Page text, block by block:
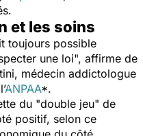
et les soins
toujours possible
une loi", affirme de
médecin addictologue
ANPAA*.
du "double jeu" de
positif, selon ce